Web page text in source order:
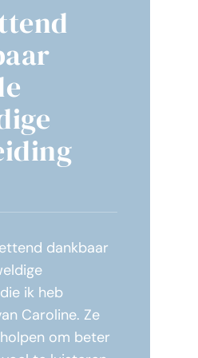
dankbaar
ik heb
Caroline. Ze
om beter